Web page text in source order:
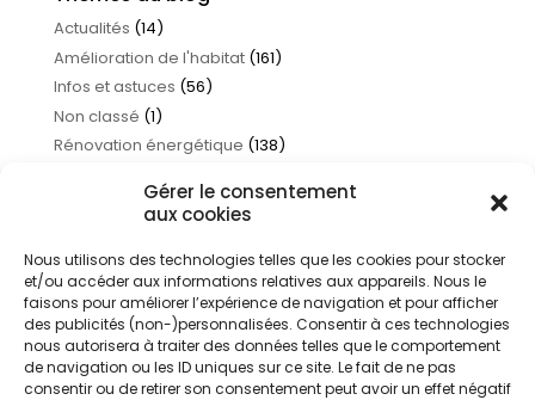
Gérer le consentement
aux cookies
Nous utilisons des technologies telles que les cookies pour stocker
et/ou accéder aux informations relatives aux appareils. Nous le
faisons pour améliorer l’expérience de navigation et pour afficher
des publicités (non-)personnalisées. Consentir à ces technologies
nous autorisera à traiter des données telles que le comportement
de navigation ou les ID uniques sur ce site. Le fait de ne pas
consentir ou de retirer son consentement peut avoir un effet négatif
Actualités (14)
Amélioration de l'habitat(161)
Infos et astuces (56)
Non classé (1)
Rénovation énergétique (138)